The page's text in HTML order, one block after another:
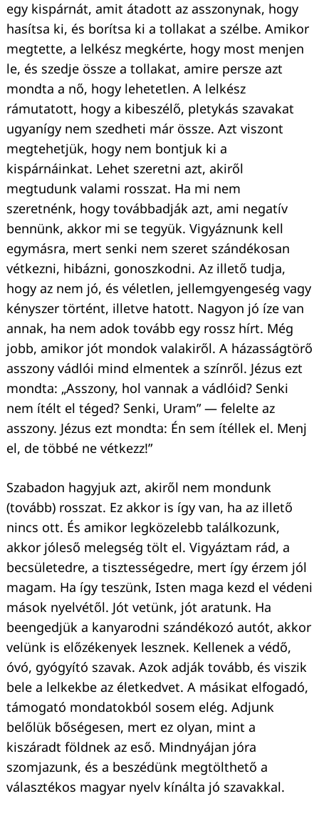
egy kispárnát, amit átadott az asszonynak, hogy
hasítsa ki, és borítsa ki a tollakat a szélbe. Amikor
megtette, a lelkész megkérte, hogy most menjen
le, és szedje össze a tollakat, amire persze azt
mondta a nő, hogy lehetetlen. A lelkész
rámutatott, hogy a kibeszélő, pletykás szavakat
ugyanígy nem szedheti már össze. Azt viszont
megtehetjük, hogy nem bontjuk ki a
kispárnáinkat. Lehet szeretni azt, akiről
megtudunk valami rosszat. Ha mi nem
szeretnénk, hogy továbbadják azt, ami negatív
bennünk, akkor mi se tegyük. Vigyáznunk kell
egymásra, mert senki nem szeret szándékosan
vétkezni, hibázni, gonoszkodni. Az illető tudja,
hogy az nem jó, és véletlen, jellemgyengeség vagy
kényszer történt, illetve hatott. Nagyon jó íze van
annak, ha nem adok tovább egy rossz hírt. Még
jobb, amikor jót mondok valakiről. A házasságtörő
asszony vádlói mind elmentek a színről. Jézus ezt
mondta: „Asszony, hol vannak a vádlóid? Senki
nem ítélt el téged? Senki, Uram” — felelte az
asszony. Jézus ezt mondta: Én sem ítéllek el. Menj
el, de többé ne vétkezz!”
Szabadon hagyjuk azt, akiről nem mondunk
(tovább) rosszat. Ez akkor is így van, ha az illető
nincs ott. És amikor legközelebb találkozunk,
akkor jóleső melegség tölt el. Vigyáztam rád, a
becsületedre, a tisztességedre, mert így érzem jól
magam. Ha így teszünk, Isten maga kezd el védeni
mások nyelvétől. Jót vetünk, jót aratunk. Ha
beengedjük a kanyarodni szándékozó autót, akkor
velünk is előzékenyek lesznek. Kellenek a védő,
óvó, gyógyító szavak. Azok adják tovább, és viszik
bele a lelkekbe az életkedvet. A másikat elfogadó,
támogató mondatokból sosem elég. Adjunk
belőlük bőségesen, mert ez olyan, mint a
kiszáradt földnek az eső. Mindnyájan jóra
szomjazunk, és a beszédünk megtölthető a
választékos magyar nyelv kínálta jó szavakkal.